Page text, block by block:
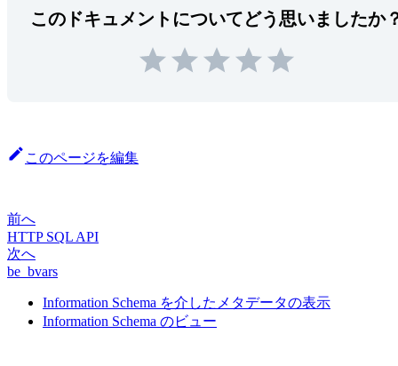
このドキュメントについてどう思いましたか
このページを編集
前へ
HTTP SQL API
次へ
be_bvars
Information Schema を介したメタデータの表示
Information Schema のビュー